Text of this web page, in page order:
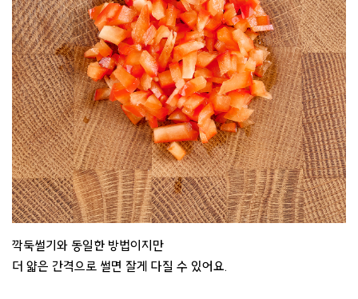
깍둑썰기와 동일한 방법이지만
더 얇은 간격으로 썰면 잘게 다질 수 있어요.